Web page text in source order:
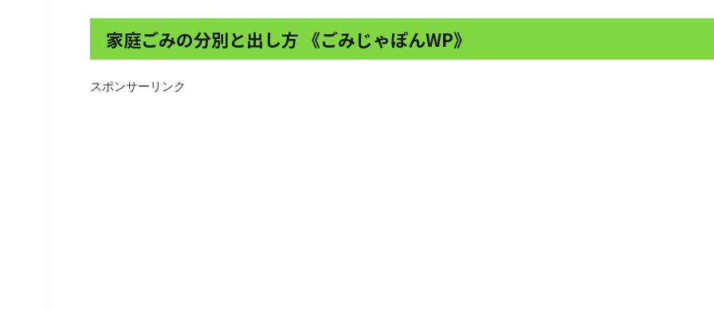
家庭ごみの分別と出し方 《ごみじゃぽんWP》
スポンサーリンク